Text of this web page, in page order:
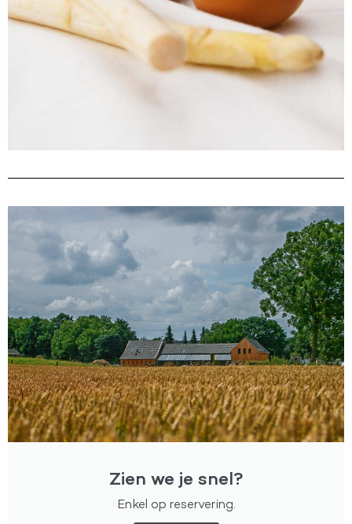
Zien we je snel?
Enkel op reservering.